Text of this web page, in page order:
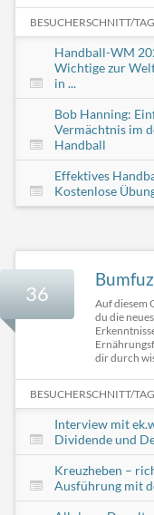
BESUCHERSCHNITT/
Handball-WM
Wichtige zur
in ...
Bob Hanning:
Vermächtnis im
Handball
Effektives
Kostenlose
36
Auf diesem
du die
dir durch
BESUCHERSCHNITT/
Interview mit
Dividende und
Kreuzheben –
Ausführung mit